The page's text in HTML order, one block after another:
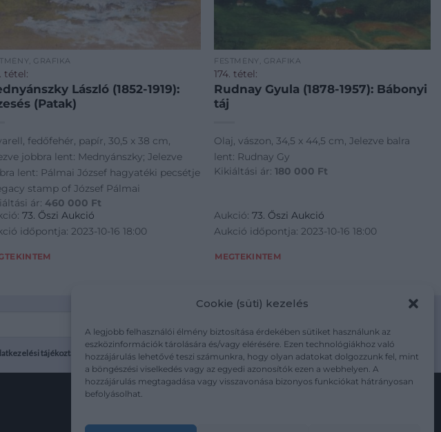
Cookie (süti) kezelés
A legjobb felhasználói élmény biztosítása érdekében sütiket használunk az
eszközinformációk tárolására és/vagy elérésére. Ezen technológiákhoz való
hozzájárulás lehetővé teszi számunkra, hogy olyan adatokat dolgozzunk fel, mint
a böngészési viselkedés vagy az egyedi azonosítók ezen a webhelyen. A
hozzájárulás megtagadása vagy visszavonása bizonyos funkciókat hátrányosan
befolyásolhat.
GRAFIKA
tétel:
László (1852-1919):
(Patak)
fedőfehér, papír, 30,5 x 38 cm,
jobbra lent: Mednyánszky; Jelezve
lent: Pálmai József hagyatéki pecsétje
stamp of József Pálmai
ár: 460 000 Ft
73. Őszi Aukció
időpontja: 2023-10-16 18:00
FESTMÉNY, GRAFIKA
174. tétel:
Rudnay Gyula (1878-1957): Bábonyi
táj
Olaj, vászon, 34,5 x 44,5 cm, Jelezve balra
lent: Rudnay Gy
Kikiáltási ár:180 000 Ft
Aukció:73. Őszi Aukció
Aukció időpontja: 2023-10-16 18:00
MEGTEKINTEM
tájékoztatót: mutargy.com/adatkezelesi-tajekoztato/